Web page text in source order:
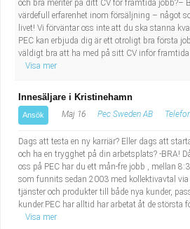
och bra meriter på ditt CV för framtida jobb?–
värdefull erfarenhet inom försäljning – något
livet! Vi förväntar oss inte att du ska stanna
PEC kan erbjuda dig är ett otroligt bra första
väldigt bra att ha med på sitt CV inför framtida
Visa mer
Innesäljare i Kristinehamn
Ansök Maj 16 Pec Sweden AB
Dags att testa en ny karriär? Eller dags att
och ha en trygghet på din arbetsplats? -BRA!
oss på PEC har du ett mån-fre jobb , mellan
som funnits sedan 2003 med kollektivavtal via
tjänster och produkter till både nya kunder,
kunder.PEC har alltid har arbetat åt de största
Visa mer